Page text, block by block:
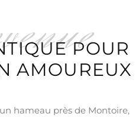
POUR
AMOUREUX
hameau près de Montoire,